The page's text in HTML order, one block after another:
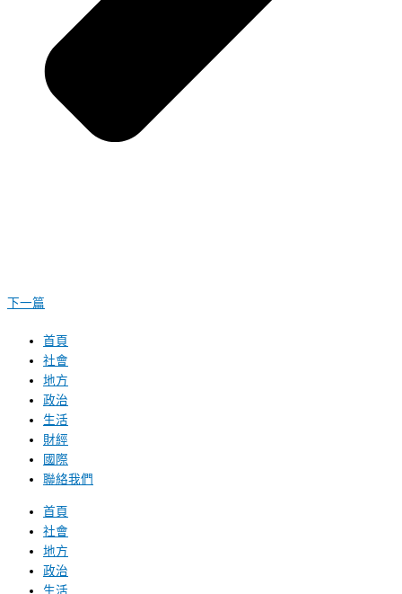
下一篇
首頁
社會
地方
政治
生活
財經
國際
聯絡我們
首頁
社會
地方
政治
生活